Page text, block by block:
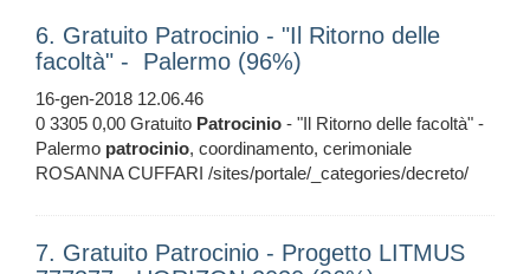
6. Gratuito Patrocinio - "Il Ritorno delle
facoltà" - Palermo (96%)
16-gen-2018 12.06.46
0 3305 0,00 Gratuito Patrocinio - "Il Ritorno delle facoltà" -
Palermo patrocinio, coordinamento, cerimoniale
ROSANNA CUFFARI /sites/portale/_categories/decreto/
7. Gratuito Patrocinio - Progetto LITMUS